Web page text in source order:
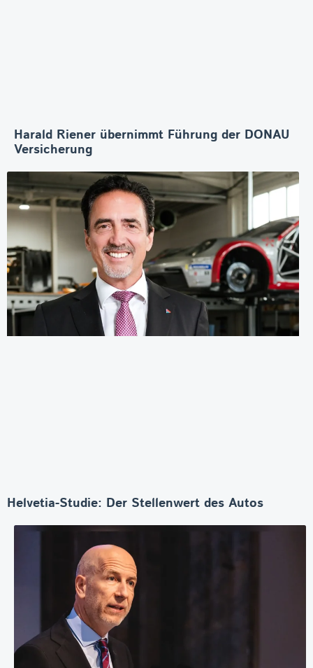
Harald Riener übernimmt Führung der DONAU
Versicherung
Helvetia-Studie: Der Stellenwert des Autos